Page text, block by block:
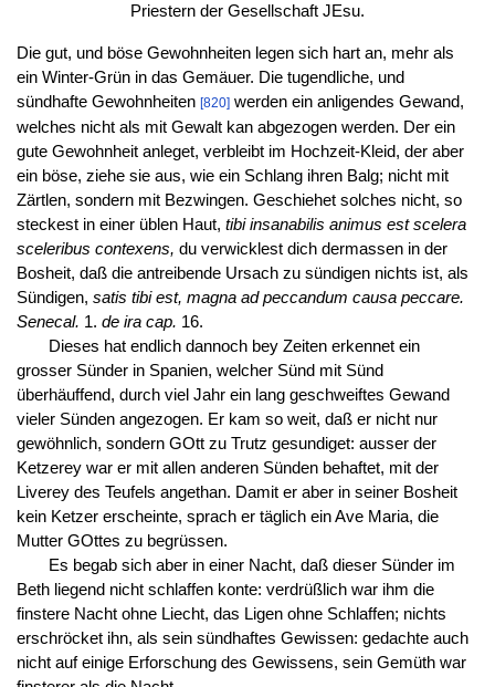
Priestern der Gesellschaft JEsu.
Die gut, und böse Gewohnheiten legen sich hart an, mehr als
ein Winter-Grün in das Gemäuer. Die tugendliche, und
sündhafte Gewohnheiten [820]werden ein anligendes Gewand,
welches nicht als mit Gewalt kan abgezogen werden. Der ein
gute Gewohnheit anleget, verbleibt im Hochzeit-Kleid, der aber
ein böse, ziehe sie aus, wie ein Schlang ihren Balg; nicht mit
Zärtlen, sondern mit Bezwingen. Geschiehet solches nicht, so
steckest in einer üblen Haut, tibi insanabilis animus est scelera
sceleribus contexens, du verwicklest dich dermassen in der
Bosheit, daß die antreibende Ursach zu sündigen nichts ist, als
Sündigen, satis tibi est, magna ad peccandum causa peccare.
Senecal. 1. de ira cap. 16.
Dieses hat endlich dannoch bey Zeiten erkennet ein
grosser Sünder in Spanien, welcher Sünd mit Sünd
überhäuffend, durch viel Jahr ein lang geschweiftes Gewand
vieler Sünden angezogen. Er kam so weit, daß er nicht nur
gewöhnlich, sondern GOtt zu Trutz gesundiget: ausser der
Ketzerey war er mit allen anderen Sünden behaftet, mit der
Liverey des Teufels angethan. Damit er aber in seiner Bosheit
kein Ketzer erscheinte, sprach er täglich ein Ave Maria, die
Mutter GOttes zu begrüssen.
Es begab sich aber in einer Nacht, daß dieser Sünder im
Beth liegend nicht schlaffen konte: verdrüßlich war ihm die
finstere Nacht ohne Liecht, das Ligen ohne Schlaffen; nichts
erschröcket ihn, als sein sündhaftes Gewissen: gedachte auch
nicht auf einige Erforschung des Gewissens, sein Gemüth war